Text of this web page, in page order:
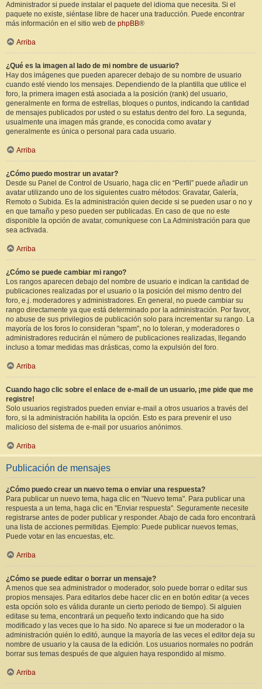
Administrador si puede instalar el paquete del idioma que necesita. Si el
paquete no existe, siéntase libre de hacer una traducción. Puede encontrar
más información en el sitio web de phpBB®
Arriba
¿Qué es la imagen al lado de mi nombre de usuario?
Hay dos imágenes que pueden aparecer debajo de su nombre de usuario
cuando esté viendo los mensajes. Dependiendo de la plantilla que utilice el
foro, la primera imagen está asociada a la posición (rank) del usuario,
generalmente en forma de estrellas, bloques o puntos, indicando la cantidad
de mensajes publicados por usted o su estatus dentro del foro. La segunda,
usualmente una imagen más grande, es conocida como avatar y
generalmente es única o personal para cada usuario.
Arriba
¿Cómo puedo mostrar un avatar?
Desde su Panel de Control de Usuario, haga clic en “Perfil” puede añadir un
avatar utilizando uno de los siguientes cuatro métodos: Gravatar, Galería,
Remoto o Subida. Es la administración quien decide si se pueden usar o no y
en que tamaño y peso pueden ser publicadas. En caso de que no este
disponible la opción de avatar, comuníquese con La Administración para que
sea activada.
Arriba
¿Cómo se puede cambiar mi rango?
Los rangos aparecen debajo del nombre de usuario e indican la cantidad de
publicaciones realizadas por el usuario o la posición del mismo dentro del
foro, e.j. moderadores y administradores. En general, no puede cambiar su
rango directamente ya que está determinado por la administración. Por favor,
no abuse de sus privilegios de publicación solo para incrementar su rango. La
mayoría de los foros lo consideran "spam", no lo toleran, y moderadores o
administradores reducirán el número de publicaciones realizadas, llegando
incluso a tomar medidas mas drásticas, como la expulsión del foro.
Arriba
Cuando hago clic sobre el enlace de e-mail de un usuario, ¡me pide que me
registre!
Solo usuarios registrados pueden enviar e-mail a otros usuarios a través del
foro, si la administración habilita la opción. Esto es para prevenir el uso
malicioso del sistema de e-mail por usuarios anónimos.
Arriba
Publicación de mensajes
¿Cómo puedo crear un nuevo tema o enviar una respuesta?
Para publicar un nuevo tema, haga clic en "Nuevo tema". Para publicar una
respuesta a un tema, haga clic en "Enviar respuesta". Seguramente necesite
registrarse antes de poder publicar y responder. Abajo de cada foro encontrará
una lista de acciones permitidas. Ejemplo: Puede publicar nuevos temas,
Puede votar en las encuestas, etc.
Arriba
¿Cómo se puede editar o borrar un mensaje?
A menos que sea administrador o moderador, solo puede borrar o editar sus
propios mensajes. Para editarlos debe hacer clic en en botón editar(a veces
esta opción solo es válida durante un cierto periodo de tiempo). Si alguien
editase su tema, encontrará un pequeño texto indicando que ha sido
modificado y las veces que lo ha sido. No aparece si fue un moderador o la
administración quién lo editó, aunque la mayoría de las veces el editor deja su
nombre de usuario y la causa de la edición. Los usuarios normales no podrán
borrar sus temas después de que alguien haya respondido al mismo.
Arriba